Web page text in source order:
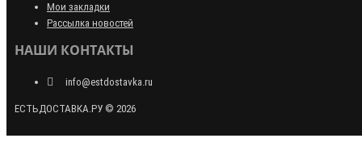
Мои закладки
Рассылка новостей
НАШИ КОНТАКТЫ
info@estdostavka.ru
ЕСТЬДОСТАВКА.РУ © 2026